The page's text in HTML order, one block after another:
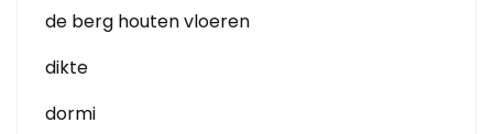
de berg houten vloeren
dikte
dormi